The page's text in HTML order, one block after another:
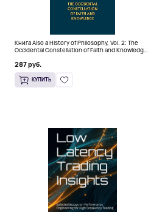
Книга Also a History of Philosophy, Vol. 2: The
Occidental Constellation of Faith and Knowledge
287 руб.
КУПИТЬ